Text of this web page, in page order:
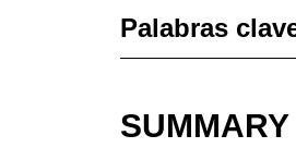
Palabras
SUMMARY